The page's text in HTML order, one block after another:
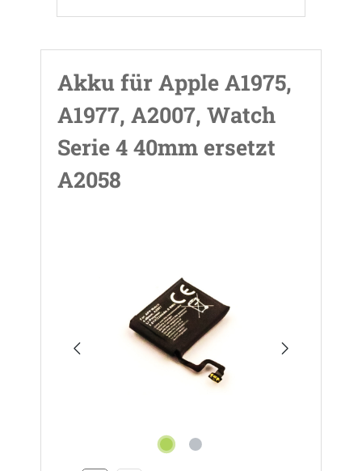
Akku für Apple A1975,
A1977, A2007, Watch
Serie 4 40mm ersetzt
A2058